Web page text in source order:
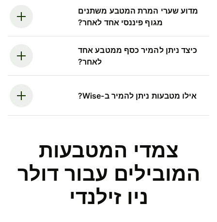
מדוע שערי המרת המטבע משתנים
מגוף פיננסי אחד לאחר?
כיצד ניתן להמיר כסף ממטבע אחד
לאחר?
אילו מטבעות ניתן להמיר ב-Wise?
צמדי המטבעות
המובילים עבור דולר
ניו זילנדי